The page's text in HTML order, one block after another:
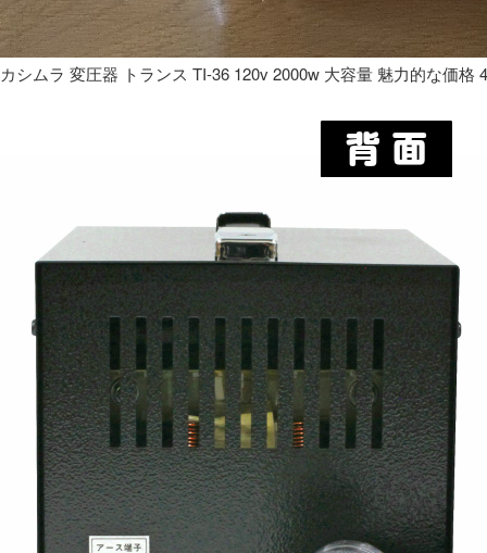
カシムラ 変圧器 トランス TI-36 120v 2000w 大容量 魅力的な価格